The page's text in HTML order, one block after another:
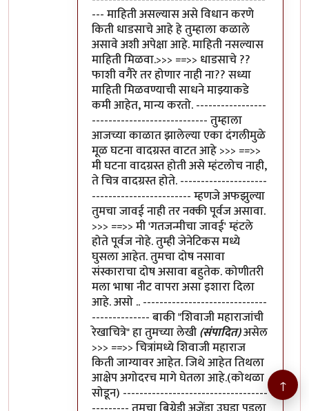
--- माहिती असल्यास असे विधान करणे
किती धाडसाचे आहे हे तुम्हाला कळाले
असावे अशी अपेक्षा आहे. माहिती नसल्यास
माहिती मिळवा.>>> ==>> धाडसाचे ??
फाशी वगैरे तर होणार नाही ना?? सध्या
माहिती मिळवण्याची साधने माझ्याकडे
कमी आहेत, मान्य करतो. -----------------
---------------------------- तुम्हाला
आजच्या काळात झालेल्या एका दंगलीमुळे
मूळ घटना वादग्रस्त वाटत आहे >>> ==>>
मी घटना वादग्रस्त होती असे म्हंटलोच नाही,
ते चित्र वादग्रस्त होते. ---------------------
------------------------ म्हणजे अफझुल्या
तुमचा जावई नाही तर नक्की पूर्वज असावा.
>>> ==>> मी 'गतजन्मीचा जावई' म्हंटले
होते पूर्वज नोहे. तुम्ही जेनेटिकस मध्ये
घुसला आहेत. तुमचा दोष नसावा
संस्काराचा दोष असावा बहुतेक. कोणीतरी
मला भाषा नीट वापरा असा इशारा दिला
आहे. असो .. ------------------------------
-------------- बाकी "शिवाजी महाराजांची
रेखाचित्रे" हा तुमच्या लेखी(संपादित)असेल
>>> ==>> चित्रांमध्ये शिवाजी महाराज
किती जाग्यावर आहेत. जिथे आहेत तिथला
आक्षेप अगोदरच मागे घेतला आहे.(कोथळा
सोडून) ----------------------------------- ↑